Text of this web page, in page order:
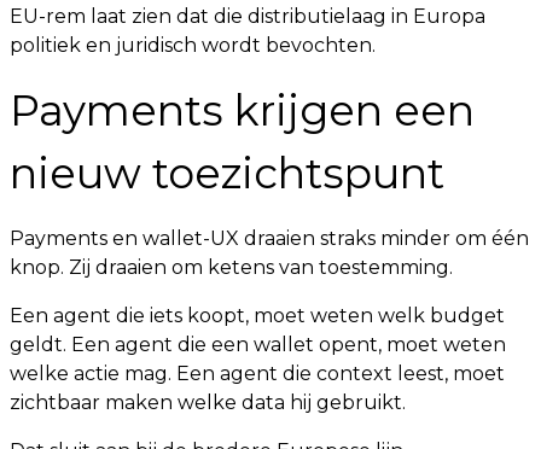
EU-rem laat zien dat die distributielaag in Europa
politiek en juridisch wordt bevochten.
Payments krijgen een
nieuw toezichtspunt
Payments en wallet-UX draaien straks minder om één
knop. Zij draaien om ketens van toestemming.
Een agent die iets koopt, moet weten welk budget
geldt. Een agent die een wallet opent, moet weten
welke actie mag. Een agent die context leest, moet
zichtbaar maken welke data hij gebruikt.